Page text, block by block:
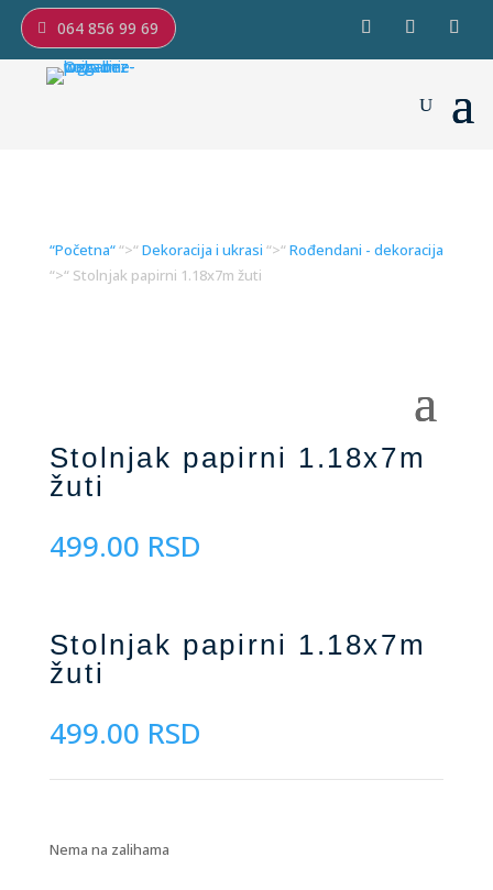
064 856 99 69
“Početna““>“Dekoracija i ukrasi “>“Rođendani - dekoracija
“>“ Stolnjak papirni 1.18x7m žuti
Stolnjak papirni 1.18x7m
žuti
499.00 RSD
Stolnjak papirni 1.18x7m
žuti
499.00 RSD
Nema na zalihama